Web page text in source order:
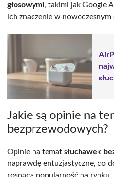
głosowymi, takimi jak Google
ich znaczenie w nowoczesnym
Jakie są opinie na
bezprzewodowych?
Opinie na temat słuchawek
naprawdę entuzjastyczne, co
rosnąca popularność na